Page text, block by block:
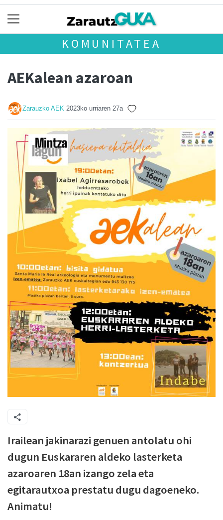
KOMUNITATEA
AEKalean azaroan
Zarauzko AEK 2023ko urriaren 27a
Irailean jakinarazi genuen antolatu ohi
dugun Euskararen aldeko lasterketa
azaroaren 18an izango zela eta
egitarautxoa prestatu dugu dagoeneko.
Animatu!